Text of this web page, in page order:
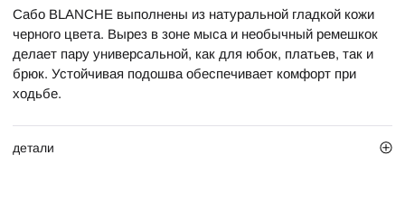
Сабо BLANCHE выполнены из натуральной гладкой кожи
черного цвета. Вырез в зоне мыса и необычный ремешкок
делает пару универсальной, как для юбок, платьев, так и
брюк. Устойчивая подошва обеспечивает комфорт при
ходьбе.
детали